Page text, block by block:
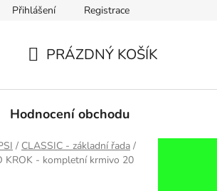
Přihlášení Registrace
KOŠÍK
PRÁZDNÝ KOŠÍK
Hodnocení obchodu
/ CLASSIC - základní řada /
KROK - kompletní krmivo 20